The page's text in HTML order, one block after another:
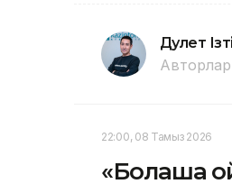
Дәулет
Авторлар
22:00, 08 Тамыз 2026
«Болашақ